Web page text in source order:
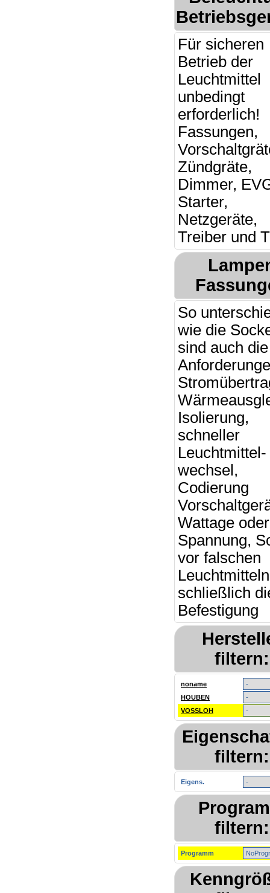
Für sicheren
Betrieb der
Leuchtmittel
unbedingt
erforderlich!
Fassungen,
Zündgräte,
Dimmer,
Starter,
Netzgeräte,
Treiber und
So
wie die
sind auch die
Isolierung,
schneller
Leuchtmittel-
wechsel,
Codierung
Wattage oder
Spannung,
vor falschen
schließlich
Befestigung
filtern:
noname
HOUBEN
VOSSLOH
filtern:
Eigens.
filtern:
Programm